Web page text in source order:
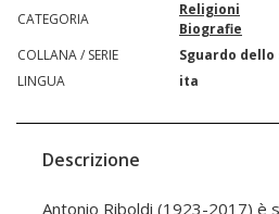
CATEGORIA
Religioni
Biografie
COLLANA / SERIE
Sguardo
LINGUA
ita
Descrizione
Antonio Riboldi (1923-2017) è